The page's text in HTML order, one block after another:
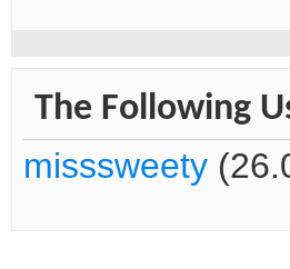
The Following
misssweety